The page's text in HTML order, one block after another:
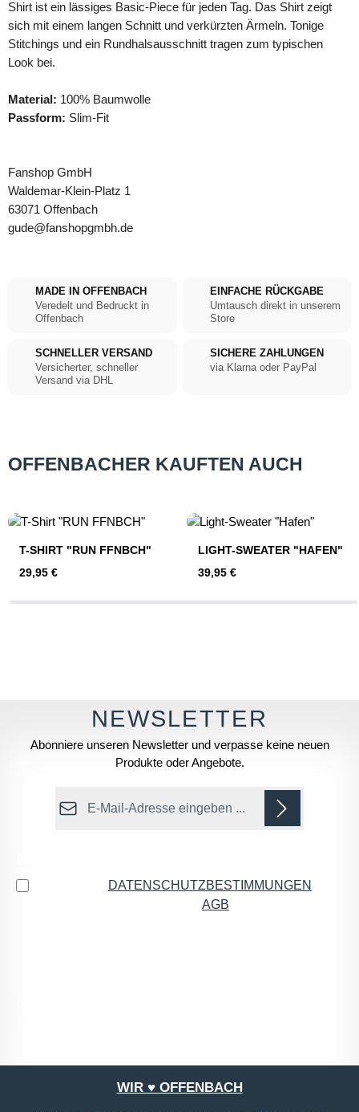
Shirt ist ein lässiges Basic-Piece für jeden Tag. Das Shirt zeigt
sich mit einem langen Schnitt und verkürzten Ärmeln. Tonige
Stitchings und ein Rundhalsausschnitt tragen zum typischen
Look bei.
Material: 100% Baumwolle
Passform: Slim-Fit
Fanshop GmbH
Waldemar-Klein-Platz 1
63071 Offenbach
gude@fanshopgmbh.de
MADE IN OFFENBACH
Veredelt und Bedruckt in
Offenbach
EINFACHE RÜCKGABE
Umtausch direkt in unserem
Store
SCHNELLER VERSAND
Versicherter, schneller
Versand via DHL
SICHERE ZAHLUNGEN
via Klarna oder PayPal
OFFENBACHER KAUFTEN AUCH
T-SHIRT "RUN FFNBCH"
Regulärer Preis:
29,95 €
LIGHT-SWEATER "HAFEN"
Regulärer Preis:
39,95 €
Abonniere unseren Newsletter und verpasse keine neuen
Produkte oder Angebote.
E-Mail-Adresse*
DATENSCHUTZBESTIMMUNGEN
AGB
WIR ♥ OFFENBACH